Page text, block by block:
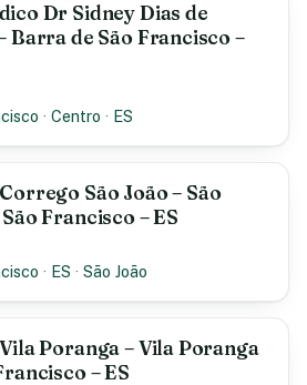
Dr Sidney Dias de
Barra de São Francisco –
·Centro · ES
São João – São
Francisco – ES
· ES ·São João
Poranga – Vila Poranga
– ES